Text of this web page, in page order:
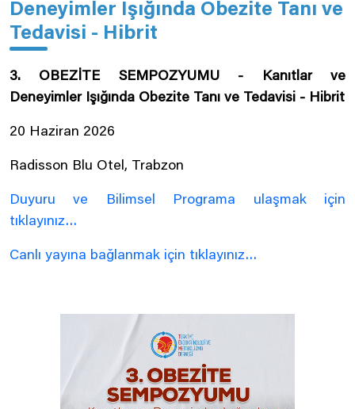
Deneyimler Işığında Obezite Tanı ve
Tedavisi - Hibrit
3. OBEZİTE SEMPOZYUMU - Kanıtlar ve
Deneyimler Işığında Obezite Tanı ve Tedavisi - Hibrit
20 Haziran 2026
Radisson Blu Otel, Trabzon
Duyuru ve Bilimsel Programa ulaşmak için
tıklayınız…
Canlı yayına bağlanmak için tıklayınız…